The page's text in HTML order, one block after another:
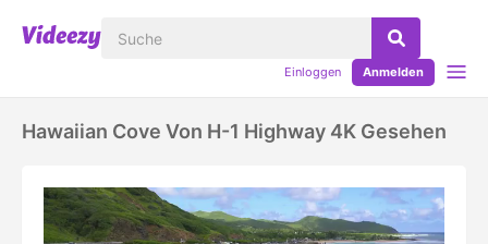
Einloggen Anmelden
Hawaiian Cove Von H-1 Highway 4K Gesehen